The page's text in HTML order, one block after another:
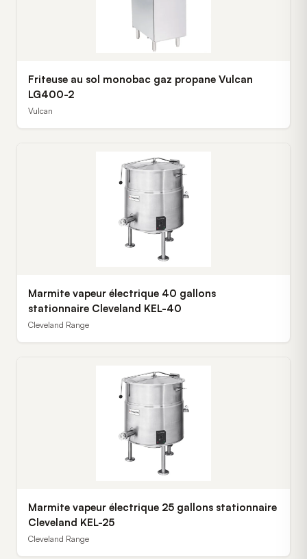
Friteuse au sol monobac gaz propane Vulcan
LG400-2
Vulcan
Marmite vapeur électrique 40 gallons
stationnaire Cleveland KEL-40
Cleveland Range
Marmite vapeur électrique 25 gallons stationnaire
Cleveland KEL-25
Cleveland Range